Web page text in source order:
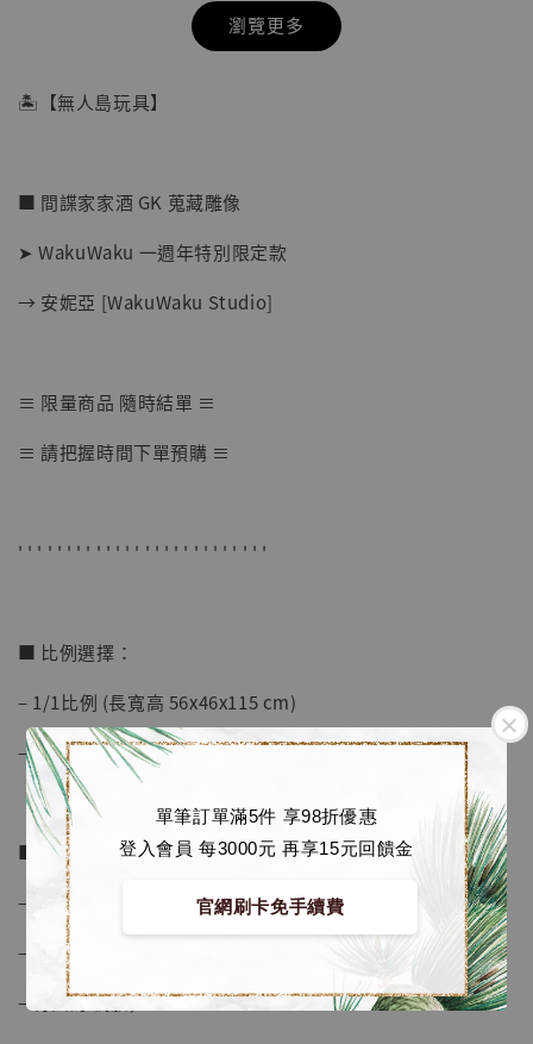
單筆訂單滿5件 享98折優惠
登入會員 每3000元 再享15元回饋金
官網刷卡免手續費
【店內現貨】七龍珠 系列蒐藏雕像 悟空 鳥山
NT$ 4,280
瀏覽更多
🏝【無人島玩具】
■ 間諜家家酒 GK 蒐藏雕像
➤ WakuWaku 一週年特別限定款
→ 安妮亞 [WakuWaku Studio]
≡ 限量商品 隨時結單 ≡
≡ 請把握時間下單預購 ≡
' ' ' ' ' ' ' ' ' ' ' ' ' ' ' ' ' ' ' ' ' ' ' ' ' '
■ 比例選擇：
– 1/1比例 (長寬高 56x46x115 cm)
– 1/4比例 (長寬高 15x16x30 cm)
■ 商品資訊：
– 1/1 限量99組
– 1/4 限量298組
– 材質為 樹脂, PU